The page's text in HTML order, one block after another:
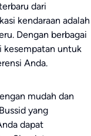
dari
kendaraan adalah
Dengan berbagai
kesempatan untuk
Anda.
mudah dan
yang
dapat